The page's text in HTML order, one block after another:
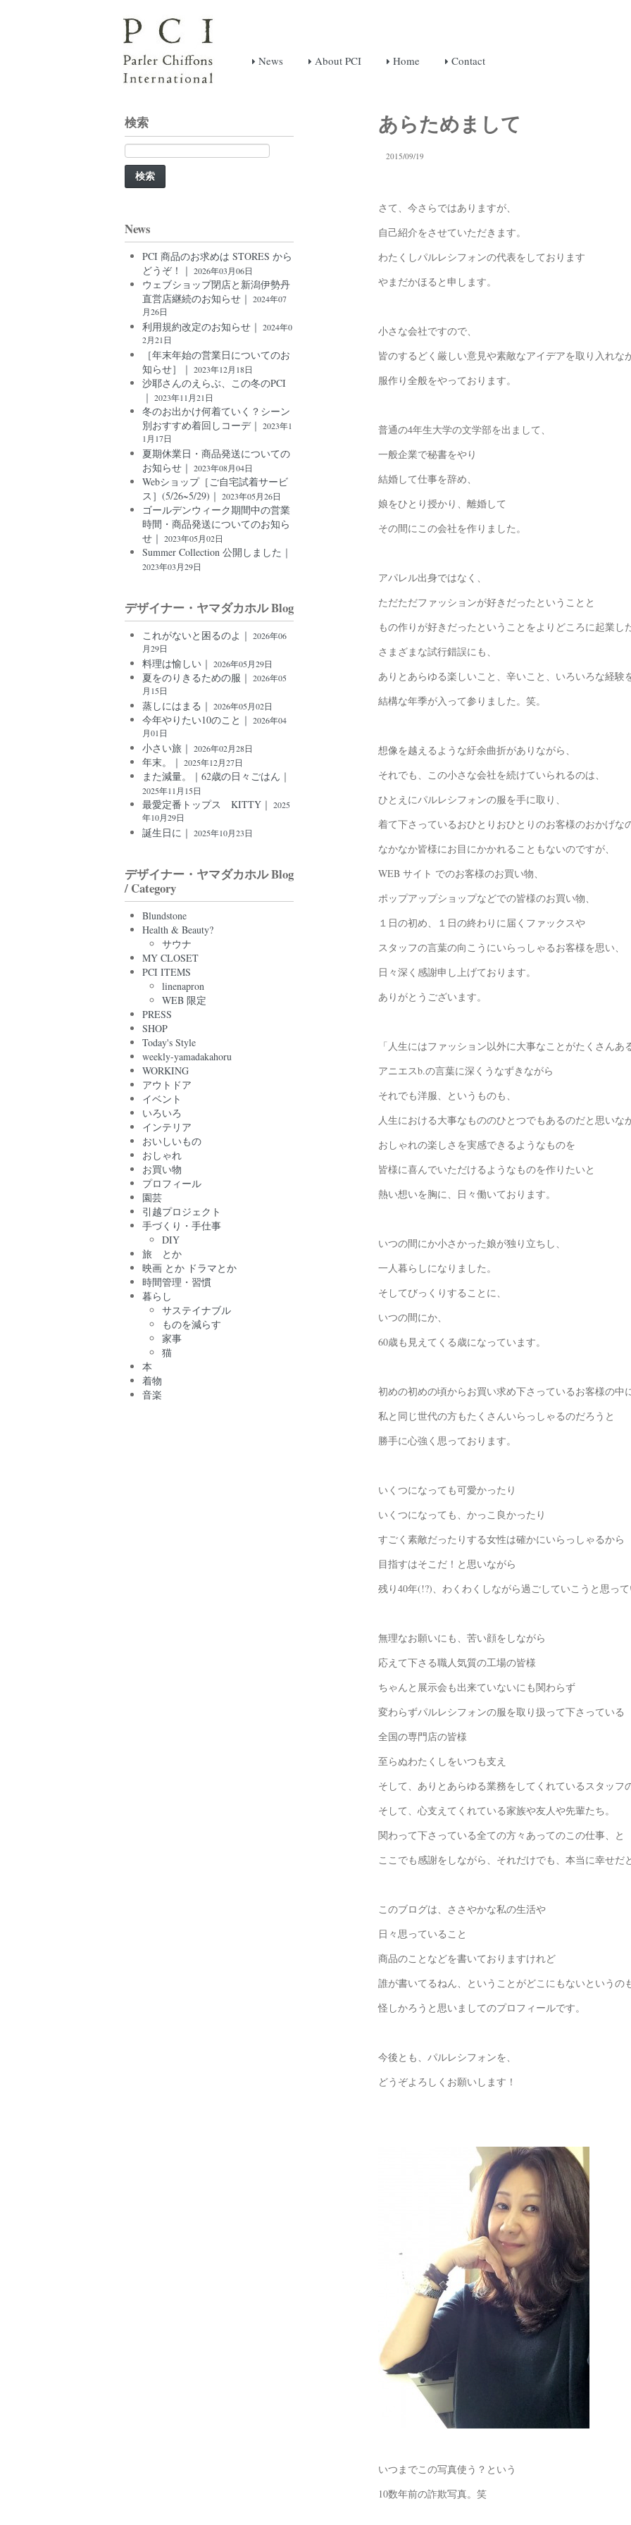
News About PCI Home Contact
あらためまして
2015/09/19
さて、今さらではありますが、
自己紹介をさせていただきます。
わたくしパルレシフォンの代表をしております
やまだかほると申します。
小さな会社ですので、
皆のするどく厳しい意見や素敵なアイデアを取り入れな
服作り全般をやっております。
普通の4年生大学の文学部を出まして、
一般企業で秘書をやり
結婚して仕事を辞め、
娘をひとり授かり、離婚して
その間にこの会社を作りました。
アパレル出身ではなく、
ただただファッションが好きだったということと
もの作りが好きだったということをよりどころに起業し
さまざまな試行錯誤にも、
ありとあらゆる楽しいこと、辛いこと、いろいろな経験
結構な年季が入って参りました。笑。
想像を越えるような紆余曲折がありながら、
それでも、この小さな会社を続けていられるのは、
ひとえにパルレシフォンの服を手に取り、
着て下さっているおひとりおひとりのお客様のおかげな
なかなか皆様にお目にかかれることもないのですが、
WEB サイト でのお客様のお買い物、
ポップアップショップなどでの皆様のお買い物、
１日の初め、１日の終わりに届くファックスや
スタッフの言葉の向こうにいらっしゃるお客様を思い、
日々深く感謝申し上げております。
ありがとうございます。
「人生にはファッション以外に大事なことがたくさん
アニエスb.の言葉に深くうなずきながら
それでも洋服、というものも、
人生における大事なもののひとつでもあるのだと思いな
おしゃれの楽しさを実感できるようなものを
皆様に喜んでいただけるようなものを作りたいと
熱い想いを胸に、日々働いております。
いつの間にか小さかった娘が独り立ちし、
一人暮らしになりました。
そしてびっくりすることに、
いつの間にか、
60歳も見えてくる歳になっています。
初めの初めの頃からお買い求め下さっているお客様の中
私と同じ世代の方もたくさんいらっしゃるのだろうと
勝手に心強く思っております。
いくつになっても可愛かったり
いくつになっても、かっこ良かったり
すごく素敵だったりする女性は確かにいらっしゃるから
目指すはそこだ！と思いながら
残り40年(!?)、わくわくしながら過ごしていこうと思っ
無理なお願いにも、苦い顔をしながら
応えて下さる職人気質の工場の皆様
ちゃんと展示会も出来ていないにも関わらず
変わらずパルレシフォンの服を取り扱って下さっている
全国の専門店の皆様
至らぬわたくしをいつも支え
そして、ありとあらゆる業務をしてくれているスタッフ
そして、心支えてくれている家族や友人や先輩たち。
関わって下さっている全ての方々あってのこの仕事、と
ここでも感謝をしながら、それだけでも、本当に幸せだ
このブログは、ささやかな私の生活や
日々思っていること
商品のことなどを書いておりますけれど
誰が書いてるねん、ということがどこにもないというの
怪しかろうと思いましてのプロフィールです。
今後とも、パルレシフォンを、
どうぞよろしくお願いします！
いつまでこの写真使う？という
10数年前の詐欺写真。笑
検索
検
索:
News
PCI 商品のお求めは STORES から
どうぞ！｜ 2026年03月06日
ウェブショップ閉店と新潟伊勢丹
直営店継続のお知らせ｜ 2024年07
月26日
利用規約改定のお知らせ｜ 2024年0
2月21日
［年末年始の営業日についてのお
知らせ］｜ 2023年12月18日
沙耶さんのえらぶ、この冬のPCI
｜ 2023年11月21日
冬のお出かけ何着ていく？シーン
別おすすめ着回しコーデ｜ 2023年1
1月17日
夏期休業日・商品発送についての
お知らせ｜ 2023年08月04日
Webショップ［ご自宅試着サービ
ス］(5/26~5/29)｜ 2023年05月26日
ゴールデンウィーク期間中の営業
時間・商品発送についてのお知ら
せ｜ 2023年05月02日
Summer Collection 公開しました｜
2023年03月29日
デザイナー・ヤマダカホル Blog
これがないと困るのよ｜ 2026年06
月29日
料理は愉しい｜ 2026年05月29日
夏をのりきるための服｜ 2026年05
月15日
蒸しにはまる｜ 2026年05月02日
今年やりたい10のこと｜ 2026年04
月01日
小さい旅｜ 2026年02月28日
年末。｜ 2025年12月27日
また減量。｜62歳の日々ごはん｜
2025年11月15日
最愛定番トップス KITTY｜ 2025
年10月29日
誕生日に｜ 2025年10月23日
デザイナー・ヤマダカホル Blog
/ Category
Blundstone
Health & Beauty?
サウナ
MY CLOSET
PCI ITEMS
linenapron
WEB 限定
PRESS
SHOP
Today's Style
weekly-yamadakahoru
WORKING
アウトドア
イベント
いろいろ
インテリア
おいしいもの
おしゃれ
お買い物
プロフィール
園芸
引越プロジェクト
手づくり・手仕事
DIY
旅 とか
映画 とか ドラマとか
時間管理・習慣
暮らし
サステイナブル
ものを減らす
家事
猫
本
着物
音楽